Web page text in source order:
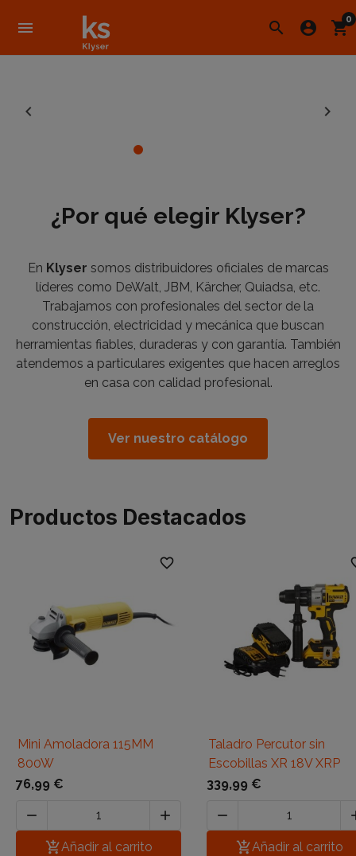
search
menu account_circle shopping_cart0
Anterior
¿Por qué elegir Klyser?
En Klyser somos distribuidores oficiales de marcas
líderes como DeWalt, JBM, Kärcher, Quiadsa, etc.
Trabajamos con profesionales del sector de la
construcción, electricidad y mecánica que buscan
herramientas fiables, duraderas y con garantía. También
atendemos a particulares exigentes que hacen arreglos
en casa con calidad profesional.
Ver nuestro catálogo
Productos Destacados
favorite_border
Mini Amoladora 115MM
800W
76,99 €


Añadir al carrito
Taladro Percutor sin
Escobillas XR 18V XRP
339,99 €

Añadir al carrito